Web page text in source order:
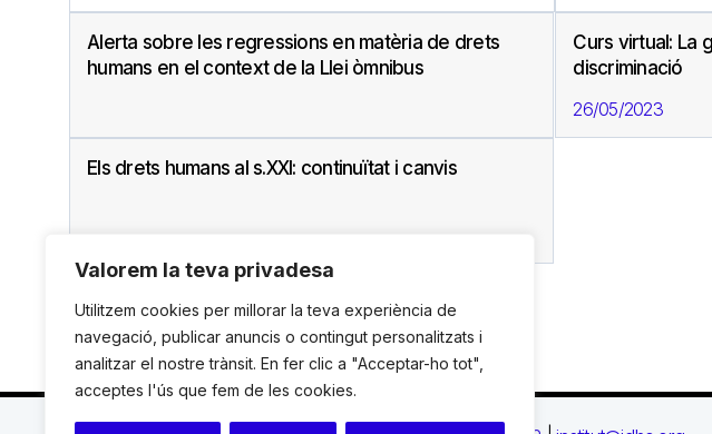
Valorem la teva privadesa
Utilitzem cookies per millorar la teva experiència de
navegació, publicar anuncis o contingut personalitzats i
analitzar el nostre trànsit. En fer clic a "Acceptar-ho tot",
acceptes l'ús que fem de les cookies.
Alerta sobre les regressions en matèria de drets
humans en el context de la Llei òmnibus
Els drets humans al s.XXI: continuïtat i canvis
Curs virtual: La
discriminació
26/05/2023